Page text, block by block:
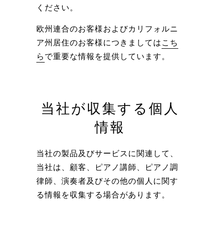
ください。
欧州連合のお客様およびカリフォルニ
ア州居住のお客様につきましてはこち
らで重要な情報を提供しています。
当社が収集する個人
情報
当社の製品及びサービスに関連して、
当社は、顧客、ピアノ講師、ピアノ調
律師、演奏者及びその他の個人に関す
る情報を収集する場合があります。